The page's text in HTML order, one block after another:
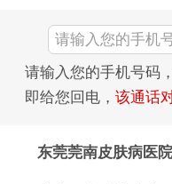
请输入您的手机号码
即给您回电， 该通话
东莞莞南皮肤病医